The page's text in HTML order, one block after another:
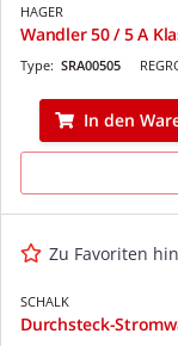
HAGER
Wandler 50 / 5 A
Type: SRA00505
In den
Zu Favoriten
SCHALK
Durchsteck-